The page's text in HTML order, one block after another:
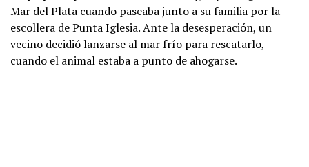
Mar del Plata cuando paseaba junto a su familia por la
escollera de Punta Iglesia. Ante la desesperación, un
vecino decidió lanzarse al mar frío para rescatarlo,
cuando el animal estaba a punto de ahogarse.